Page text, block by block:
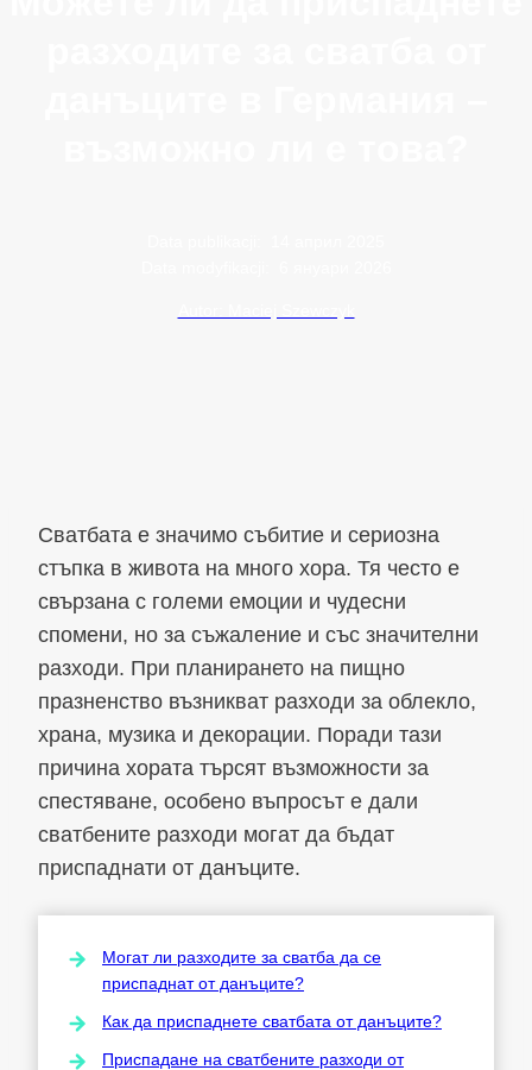
Сватбата е значимо събитие и сериозна
стъпка в живота на много хора. Тя често е
свързана с големи емоции и чудесни
спомени, но за съжаление и със значителни
разходи. При планирането на пищно
празненство възникват разходи за облекло,
храна, музика и декорации. Поради тази
причина хората търсят възможности за
спестяване, особено въпросът е дали
сватбените разходи могат да бъдат
приспаднати от данъците.
Могат ли разходите за сватба да се
приспаднат от данъците?
Как да приспаднете сватбата от данъците?
Приспадане на сватбените разходи от